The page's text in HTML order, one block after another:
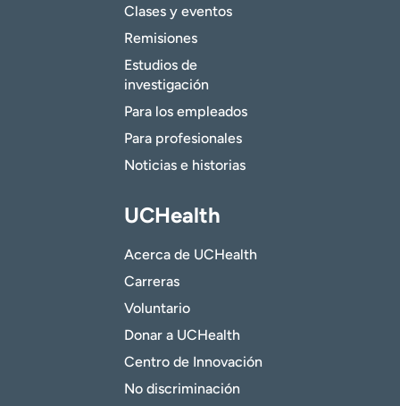
Clases y eventos
Remisiones
Estudios de
investigación
Para los empleados
Para profesionales
Noticias e historias
UCHealth
Acerca de UCHealth
Carreras
Voluntario
Donar a UCHealth
Centro de Innovación
No discriminación